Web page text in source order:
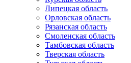
Липецкая область
Орловская область
Рязанская область
Смоленская область
Тамбовская область
Тверская область